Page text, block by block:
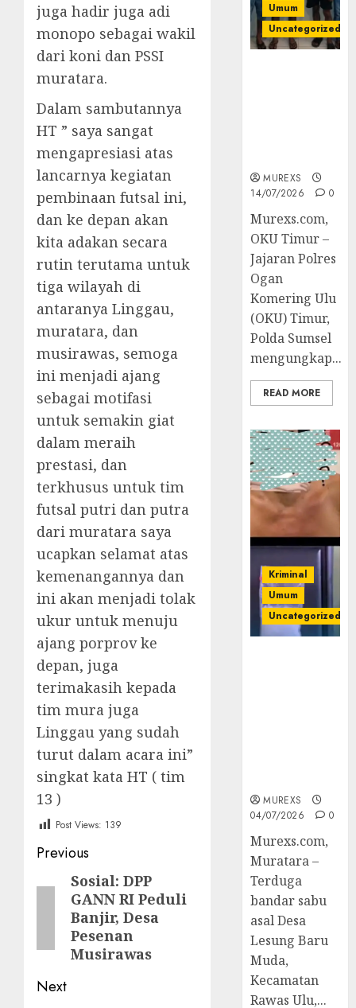
juga hadir juga adi
monopo sebagai wakil
dari koni dan PSSI
muratara.
Dalam sambutannya
HT ” saya sangat
mengapresiasi atas
lancarnya kegiatan
pembinaan futsal ini,
dan ke depan akan
kita adakan secara
rutin terutama untuk
tiga wilayah di
antaranya Linggau,
muratara, dan
musirawas, semoga
ini menjadi ajang
sebagai motifasi
untuk semakin giat
dalam meraih
prestasi, dan
terkhusus untuk tim
futsal putri dan putra
dari muratara saya
ucapkan selamat atas
kemenangannya dan
ini akan menjadi tolak
ukur untuk menuju
ajang porprov ke
depan, juga
terimakasih kepada
tim mura juga
Linggau yang sudah
turut dalam acara ini”
singkat kata HT ( tim
13 )
Post Views: 139
Post
navigation
Previous
PreviousSosial: DPP
GANN RI Peduli
Banjir, Desa
Pesenan
Musirawas
Next
Umum
Uncategorized
MUREXS
14/07/2026
0
Murexs.com,
OKU Timur –
Jajaran Polres
Ogan
Komering Ulu
(OKU) Timur,
Polda Sumsel
mengungkap...
READ MORE
Kriminal
Umum
Uncategorized
MUREXS
04/07/2026
0
Murexs.com,
Muratara –
Terduga
bandar sabu
asal Desa
Lesung Baru
Muda,
Kecamatan
Rawas Ulu,...